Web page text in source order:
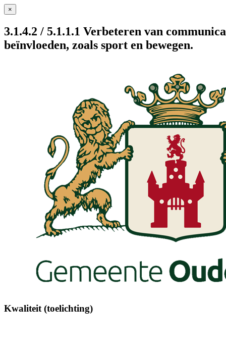
×
3.1.4.2 / 5.1.1.1 Verbeteren van
beïnvloeden, zoals sport en bewegen.
Kwaliteit (toelichting)